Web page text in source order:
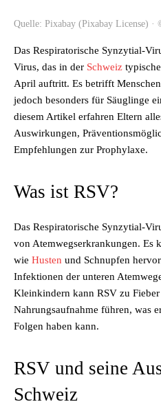
Quelle: Pixabay (Pixabay License)
Das Respiratorische Synzytial-
Virus, das in der Schweiz
April auftritt. Es betrifft
jedoch besonders für Säuglinge
diesem Artikel erfahren Eltern
Auswirkungen,
Empfehlungen zur Prophylaxe.
Was ist RSV?
Das Respiratorische Synzytial-
von Atemwegserkrankungen. Es
wie Husten und Schnupfen
Infektionen der unteren
Kleinkindern kann RSV zu
Nahrungsaufnahme führen, was
Folgen haben kann.
RSV und seine
Schweiz